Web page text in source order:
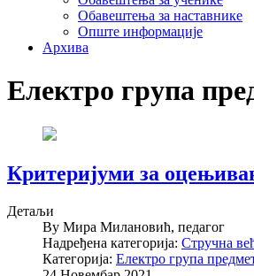
Обавештења за наставнике
Опште информације
Архива
Електро група
Критеријуми за
Детаљи
By Мира Милановић, педагог
Надређена категорија: Стручна
Категорија: Електро група